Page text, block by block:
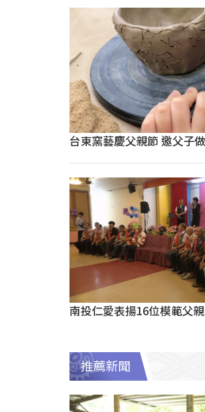
台東窯藝慶父親節 邀父子
南投仁愛表揚16位模範父
推薦新聞